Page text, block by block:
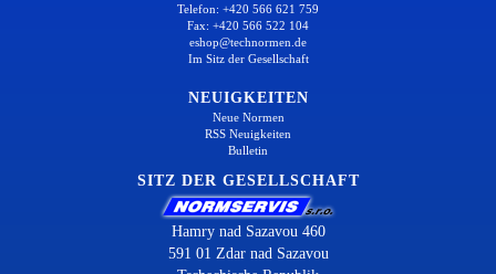
Telefon: +420 566 621 759
Fax: +420 566 522 104
eshop@technormen.de
Im Sitz der Gesellschaft
NEUIGKEITEN
Neue Normen
RSS Neuigkeiten
Bulletin
SITZ DER GESELLSCHAFT
Hamry nad Sazavou 460
591 01 Zdar nad Sazavou